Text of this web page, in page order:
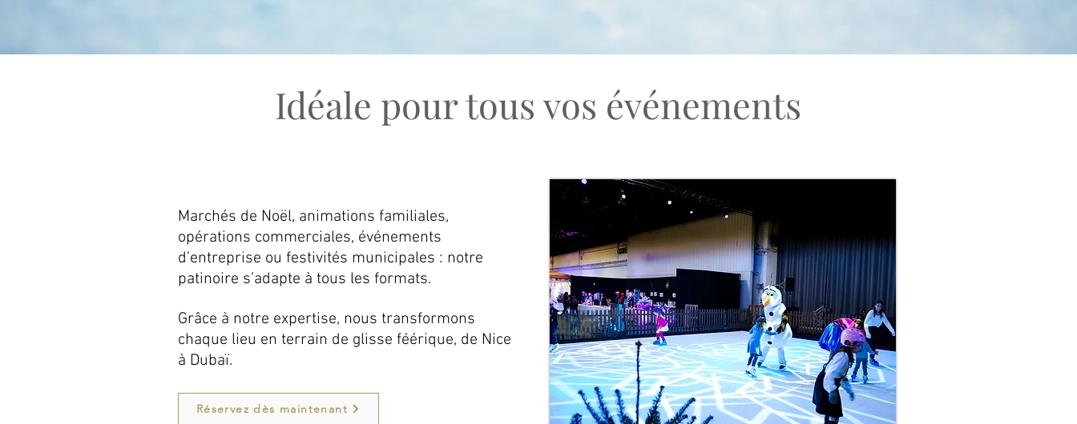
Idéale pour tous vos événements
Marchés de Noël, animations familiales,
opérations commerciales, événements
d’entreprise ou festivités municipales : notre
patinoire s’adapte à tous les formats.
Grâce à notre expertise, nous transformons
chaque lieu en terrain de glisse féérique, de Nice
à Dubaï.
Réservez dès maintenant